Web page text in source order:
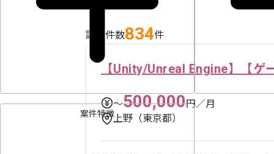
案件特徴
該当件数834件
【Unity/Unreal Engine】【
〜500,000円／月
上野（東京都）